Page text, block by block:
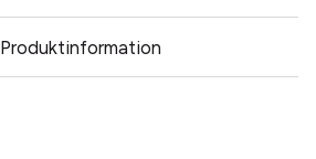
Produktinformation